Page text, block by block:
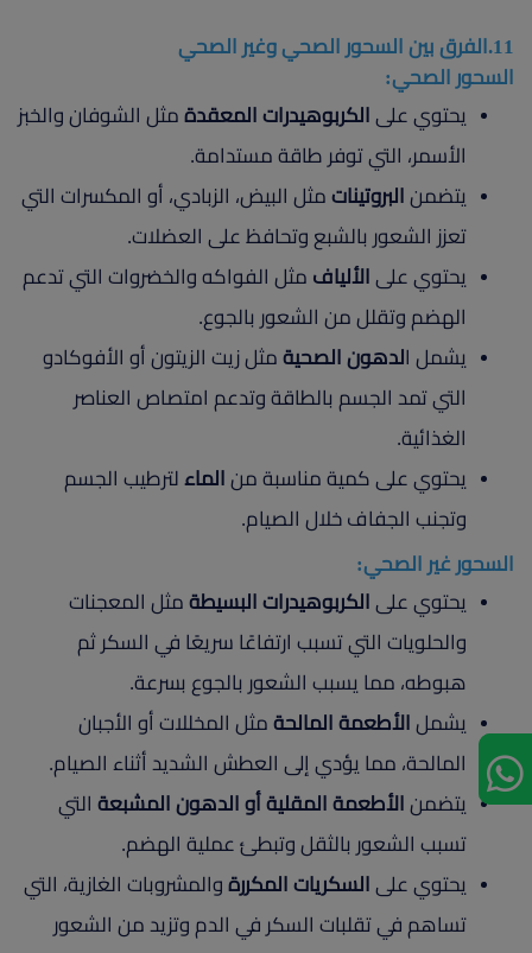
11.الفرق بين السحور الصحي وغير الصحي
السحور الصحي:
يحتوي على الكربوهيدرات المعقدة مثل الشوفان والخبز
الأسمر، التي توفر طاقة مستدامة.
يتضمن
البروتينات مثل البيض، الزبادي، أو المكسرات التي
تعزز الشعور بالشبع وتحافظ على العضلات.
يحتوي على الألياف مثل الفواكه والخضروات التي تدعم
الهضم وتقلل من الشعور بالجوع.
يشمل ا
لدهون الصحية مثل زيت الزيتون أو الأفوكادو
التي تمد الجسم بالطاقة وتدعم امتصاص العناصر
الغذائية.
يحتوي على كمية مناسبة من
الماء لترطيب الجسم
وتجنب الجفاف خلال الصيام.
السحور غير الصحي:
يحتوي على الكربوهيدرات البسيطة مثل المعجنات
والحلويات التي تسبب ارتفاعًا سريعًا في السكر ثم
هبوطه، مما يسبب الشعور بالجوع بسرعة.
يشمل الأطعمة المالحة مثل المخللات أو الأجبان
المالحة، مما يؤدي إلى العطش الشديد أثناء الصيام.
يتضمن الأطعمة المقلية أو الدهون المشبعة التي
تسبب الشعور بالثقل وتبطئ عملية الهضم.
يحتوي على السكريات المكررة والمشروبات الغازية، التي
تساهم في تقلبات السكر في الدم وتزيد من الشعور